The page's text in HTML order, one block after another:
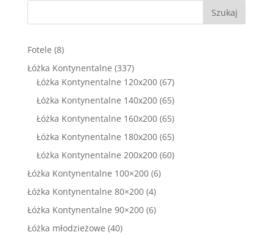
Szukaj
Fotele 88
produktów
Łóżka Kontynentalne 337337
produktów
Łóżka Kontynentalne 120x200 6767
produktów
Łóżka Kontynentalne 140x200 6565
produktów
Łóżka Kontynentalne 160x200 6565
produktów
Łóżka Kontynentalne 180x200 6565
produktów
Łóżka Kontynentalne 200x200 6060
Łóżka Kontynentalne 100×200 66
Łóżka Kontynentalne 80×200 44
produkty
Łóżka Kontynentalne 90×200 66
Łóżka młodzieżowe 4040